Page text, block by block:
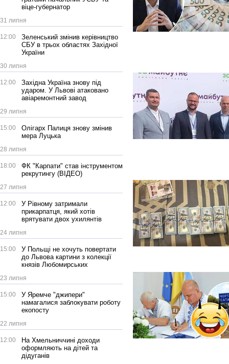
віце-губернатор
31 липня
12:00
Зеленський змінив керівництво
СБУ в трьох областях Західної
України
30 липня
12:00
Західна Україна знову під
ударом. У Львові атаковано
авіаремонтний завод
29 липня
15:00
Олігарх Палиця знову змінив
мера Луцька
28 липня
18:00
ФК "Карпати" став інструментом
рекрутингу (ВІДЕО)
27 липня
12:00
У Рівному затримали
прикарпатця, який хотів
врятувати двох ухилянтів
24 липня
15:00
У Польщі не хочуть повертати
до Львова картини з колекції
князів Любомирських
23 липня
15:00
У Яремче "джипери"
намагалися заблокувати роботу
екопосту
22 липня
12:00
На Хмельниччині доходи
оформляють на дітей та
дідуганів